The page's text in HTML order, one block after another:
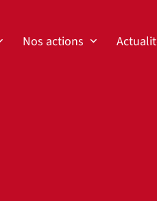
Nos actions